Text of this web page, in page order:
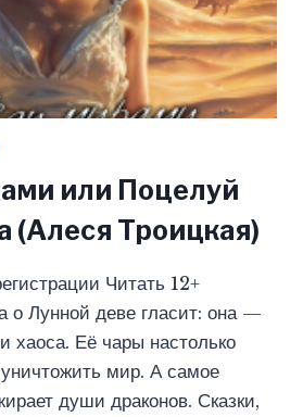
или Поцелуй
(Алеся Троицкая)
Читать 12+
о Лунной деве гласит: она —
хаоса. Её чары настолько
мир. А самое
души драконов. Сказки,